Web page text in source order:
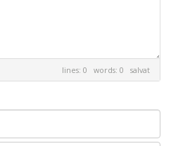
lines: 0 words: 0 salvat